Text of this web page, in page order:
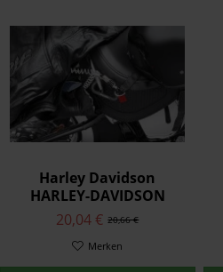
Harley Davidson
HARLEY-DAVIDSON
HELM-/JACKEN-
SICHERHEITSKABEL 2
52200004
20,66 €
20,04 €
Merken